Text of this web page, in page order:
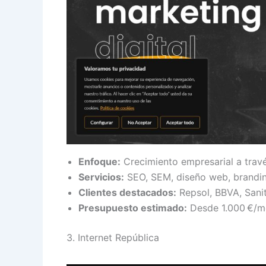
Enfoque: Crecimiento empresarial a
Servicios: SEO, SEM, diseño web,
Clientes destacados: Repsol, BBVA,
Presupuesto estimado: Desde 1.000 €/
3. Internet República